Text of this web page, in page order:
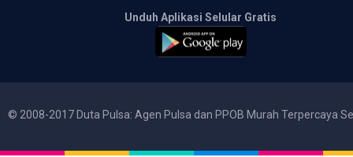
Unduh Aplikasi Selular Gratis
© 2008-2017 Duta Pulsa: Agen Pulsa dan PPOB Murah Terpercaya